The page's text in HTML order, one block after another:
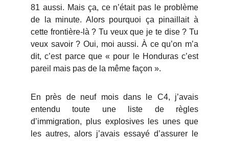
81 aussi. Mais ça, ce n’était pas le problème
de la minute. Alors pourquoi ça pinaillait à
cette frontière-là ? Tu veux que je te dise ? Tu
veux savoir ? Oui, moi aussi. À ce qu’on m’a
dit, c’est parce que « pour le Honduras c’est
pareil mais pas de la même façon ».
En près de neuf mois dans le C4, j’avais
entendu toute une liste de règles
d’immigration, plus explosives les unes que
les autres, alors j’avais essayé d’assurer le